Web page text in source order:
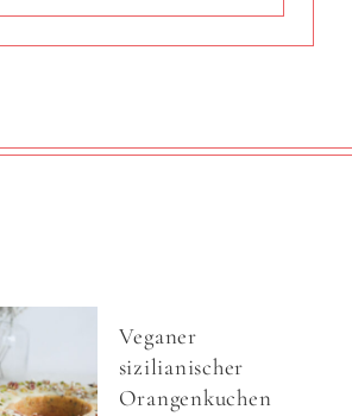
Veganer
sizilianischer
Orangenkuchen